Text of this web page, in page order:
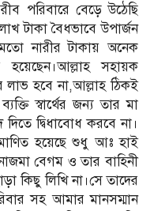
পরিবারে বেড়ে উঠেছি
টাকা বৈধভাবে উপার্জন
নারীর টাকায় অনেক
হয়েছেন।আল্লাহ সহায়ক
লাভ হবে না,আল্লাহ ঠিকই
স্বার্থের জন্য তার মা
দ্বিধাবোধ করবে না।
হয়েছে শুধু আঃ হাই
বেগম ও তার বাহিনী
কিছু লিখি না।সে তাদের
সহ আমার মানসম্মান